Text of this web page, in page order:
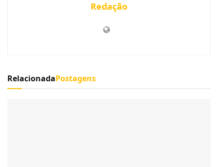
Redação
RelacionadaPostagens